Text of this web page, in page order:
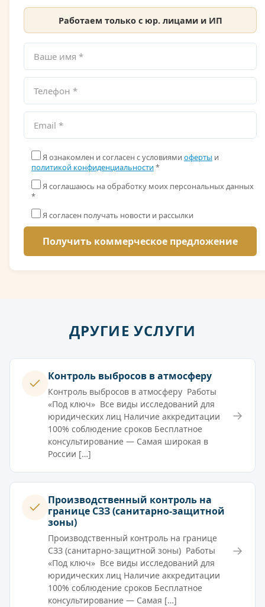
Работаем только с юр. лицами и ИП
Я ознакомлен и согласен с условиями оферты и
политикой конфиденциальности*
Я соглашаюсь на обработку моих персональных данных
*
Я согласен получать новости и рассылки
ДРУГИЕ УСЛУГИ
Контроль выбросов в атмосферу
Контроль выбросов в атмосферу Работы
«Под ключ» Все виды исследований для
юридических лиц Наличие аккредитации
100% соблюдение сроков Бесплатное
консультирование — Самая широкая в
России […]
→
Производственный контроль на
границе СЗЗ (санитарно-защитной
зоны)
Производственный контроль на границе
СЗЗ (санитарно-защитной зоны) Работы
«Под ключ» Все виды исследований для
юридических лиц Наличие аккредитации
100% соблюдение сроков Бесплатное
консультирование — Самая […]
→